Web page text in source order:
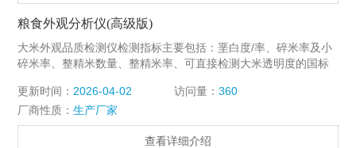
粮食外观分析仪(高级版)
大米外观品质检测仪检测指标主要包括：垩白度/率、碎米率及小
碎米率、整精米数量、整精米率、可直接检测大米透明度的国标
品种粒、不*粒（未成熟粒），及糯米的阴米率、病斑或黄变率。
还可自动分析大米的裂纹率，糙米胚芽率、以及做碾精的内部控
制用（非国标所指的）
更新时间： 2026-04-02 访问量： 360
厂商性质：生产厂家
查看详细介绍